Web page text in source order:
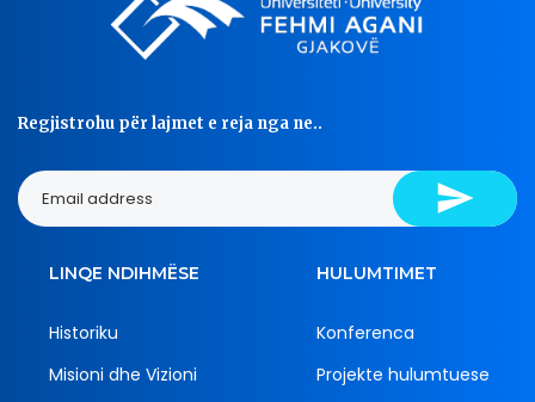
Regjistrohu për lajmet e reja nga ne..
LINQE NDIHMËSE
Historiku
Misioni dhe Vizioni
HULUMTIMET
Konferenca
Projekte hulumtuese